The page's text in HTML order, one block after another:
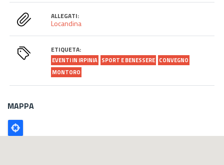
ALLEGATI:
Locandina
ETIQUETA:
EVENTI IN IRPINIA SPORT E BENESSERE CONVEGNO
MONTORO
MAPPA
Poligono
GEO